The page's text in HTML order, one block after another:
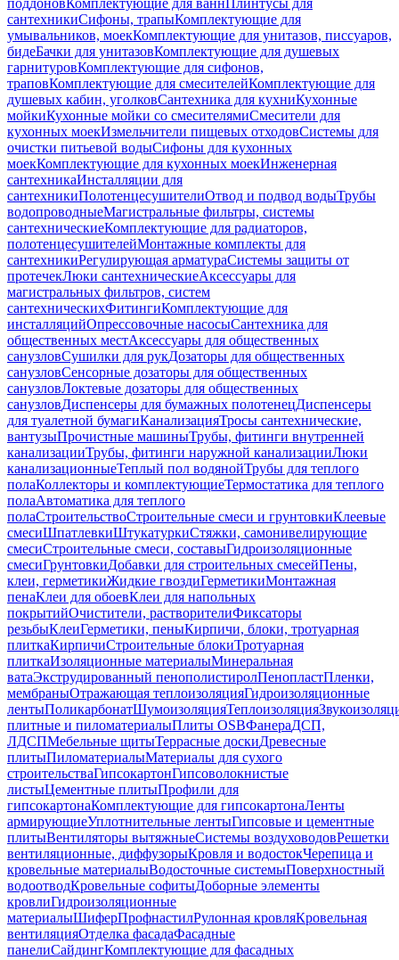
поддоновКомплектующие для ваннПлинтусы для
сантехникиСифоны, трапыКомплектующие для
умывальников, моекКомплектующие для унитазов, писсуаров,
бидеБачки для унитазовКомплектующие для душевых
гарнитуровКомплектующие для сифонов,
траповКомплектующие для смесителейКомплектующие для
душевых кабин, уголковСантехника для кухниКухонные
мойкиКухонные мойки со смесителямиСмесители для
кухонных моекИзмельчители пищевых отходовСистемы для
очистки питьевой водыСифоны для кухонных
моекКомплектующие для кухонных моекИнженерная
сантехникаИнсталляции для
сантехникиПолотенцесушителиОтвод и подвод водыТрубы
водопроводныеМагистральные фильтры, системы
сантехническиеКомплектующие для радиаторов,
полотенцесушителейМонтажные комплекты для
сантехникиРегулирующая арматураСистемы защиты от
протечекЛюки сантехническиеАксессуары для
магистральных фильтров, систем
сантехническихФитингиКомплектующие для
инсталляцийОпрессовочные насосыСантехника для
общественных местАксессуары для общественных
санузловСушилки для рукДозаторы для общественных
санузловСенсорные дозаторы для общественных
санузловЛоктевые дозаторы для общественных
санузловДиспенсеры для бумажных полотенецДиспенсеры
для туалетной бумагиКанализацияТросы сантехнические,
вантузыПрочистные машиныТрубы, фитинги внутренней
канализацииТрубы, фитинги наружной канализацииЛюки
канализационныеТеплый пол водянойТрубы для теплого
полаКоллекторы и комплектующиеТермостатика для теплого
полаАвтоматика для теплого
полаСтроительствоСтроительные смеси и грунтовкиКлеевые
смесиШпатлевкиШтукатуркиСтяжки, самонивелирующие
смесиСтроительные смеси, составыГидроизоляционные
смесиГрунтовкиДобавки для строительных смесейПены,
клеи, герметикиЖидкие гвоздиГерметикиМонтажная
пенаКлеи для обоевКлеи для напольных
покрытийОчистители, растворителиФиксаторы
резьбыКлеиГерметики, пеныКирпичи, блоки, тротуарная
плиткаКирпичиСтроительные блокиТротуарная
плиткаИзоляционные материалыМинеральная
ватаЭкструдированный пенополистиролПенопластПленки,
мембраныОтражающая теплоизоляцияГидроизоляционные
лентыПоликарбонатШумоизоляцияТеплоизоляция
плитные и пиломатериалыПлиты OSBФанераДСП,
ЛДСПМебельные щитыТеррасные доскиДревесные
плитыПиломатериалыМатериалы для сухого
строительстваГипсокартонГипсоволокнистые
листыЦементные плитыПрофили для
гипсокартонаКомплектующие для гипсокартонаЛенты
армирующиеУплотнительные лентыГипсовые и цементные
плитыВентиляторы вытяжныеСистемы воздуховодовРешетки
вентиляционные, диффузорыКровля и водостокЧерепица и
кровельные материалыВодосточные системыПоверхностный
водоотводКровельные софитыДоборные элементы
кровлиГидроизоляционные
материалыШиферПрофнастилРулонная кровляКровельная
вентиляцияОтделка фасадаФасадные
панелиСайдингКомплектующие для фасадных